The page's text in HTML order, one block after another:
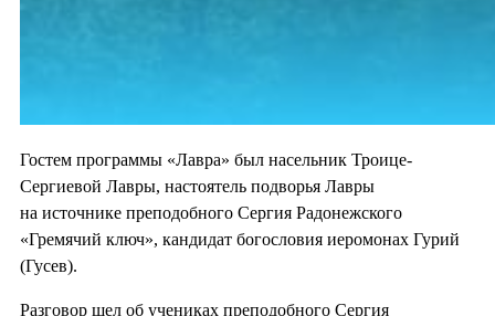
Гостем программы «Лавра» был насельник Троице-
Сергиевой Лавры, настоятель подворья Лавры
на источнике преподобного Сергия Радонежского
«Гремячий ключ», кандидат богословия иеромонах Гурий
(Гусев).
Разговор шел об учениках преподобного Сергия